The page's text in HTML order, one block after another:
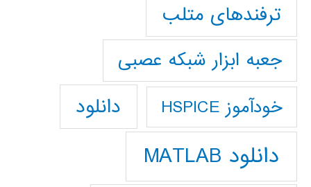
ترفندهای متلب
جعبه ابزار شبکه عصبی
خودآموز HSPICE دانلود
دانلود MATLAB